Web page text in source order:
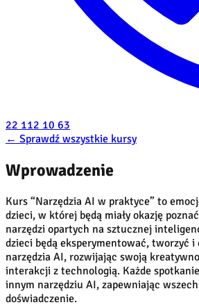
22 112 10 63
← Sprawdź wszystkie kursy
Wprowadzenie
Kurs “Narzędzia AI w praktyce” to
dzieci, w której będą miały okazję
narzędzi opartych na sztucznej
dzieci będą eksperymentować, tworzyć i
narzędzia AI, rozwijając swoją
interakcji z technologią. Każde
innym narzędziu AI, zapewniając
doświadczenie.